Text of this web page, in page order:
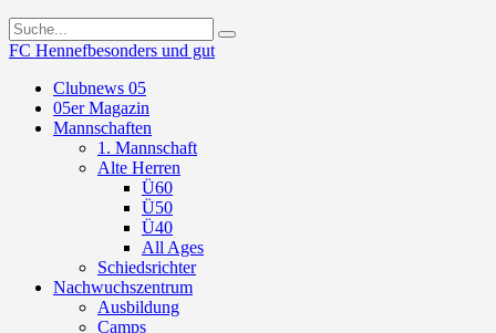
FC Hennefbesonders und gut
Clubnews 05
05er Magazin
Mannschaften
1. Mannschaft
Alte Herren
Ü60
Ü50
Ü40
All Ages
Schiedsrichter
Nachwuchszentrum
Ausbildung
Camps